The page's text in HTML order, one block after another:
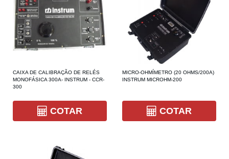
CAIXA DE CALIBRAÇÃO DE RELÉS
MONOFÁSICA 300A- INSTRUM - CCR-
300
COTAR
MICRO-OHMÍMETRO (20 OHMS/200A)
INSTRUM MICROHM-200
COTAR